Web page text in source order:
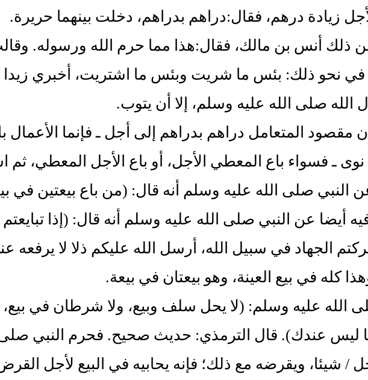
زيادة درهم، فقال‏:‏دراهم بدراهم، دخلت بينهما حريرة‏.‏
أنس بن مالك، فقال‏:‏هذا مما حرم الله ورسوله‏.‏
نحو ذلك‏:‏ بئس ما شريت وبئس ما اشتريت، أخبري زيدا
صلى الله عليه وسلم، إلا أن يتوب‏.‏
مقصود المتعامل دراهم بدراهم إلى أجل ـ فإنما الأعمال
ـ فسواء باع المعطي الأجل، أو باع الأجل المعطي، ثم
النبي صلى الله عليه وسلم أنه قال‏:‏ ‏(‏من باع بيعتين في
أيضا عن النبي صلى الله عليه وسلم أنه قال‏:‏ ‏(‏إذا تبايعتم
الجهاد في سبيل الله، أرسل الله عليكم ذلا لا
كله في بيع العينة، وهو بيعتان في بيعة‏.‏
الله عليه وسلم‏:‏ ‏(‏لا يحل سلف وبيع، ولا شرطان في بيع،
ليس عندك‏)‏‏.‏ قال الترمذي‏:‏ حديث صحيح‏.‏ فحرم النبي
/ شيئا، ويقرضه مع ذلك؛ فإنه يحابيه في البيع لأجل